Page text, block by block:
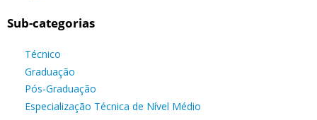
Sub-categorias
Técnico
Graduação
Pós-Graduação
Especialização Técnica de Nível Médio